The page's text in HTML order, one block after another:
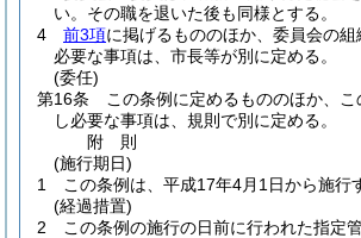
い。 その職を退いた後も同様とする。
4
前3項に掲げるもののほか、委員会の
必要な事項は、市長等が別に定める。
(委任)
第16条
この条例に定めるもののほか、
し必要な事項は、規則で別に定める。
附 則
(施行期日)
1
この条例は、平成17年4月1日から施行
(経過措置)
2
この条例の施行の日前に行われた指定